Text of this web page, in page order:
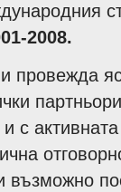
2008.
провежда
с
възможно